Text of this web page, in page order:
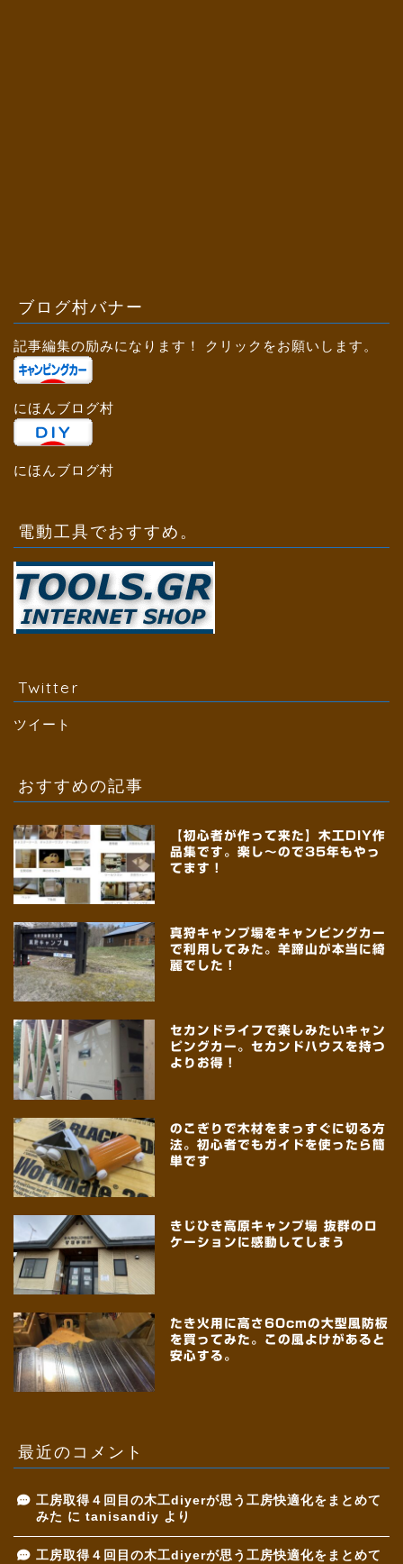
ブログ村バナー
記事編集の励みになります！ クリックをお願いします。
にほんブログ村
にほんブログ村
電動工具でおすすめ。
Twitter
ツイート
おすすめの記事
【初心者が作って来た】木工DIY作
品集です。楽し～ので35年もやっ
てます！
真狩キャンプ場をキャンピングカー
で利用してみた。羊蹄山が本当に綺
麗でした！
セカンドライフで楽しみたいキャン
ピングカー。セカンドハウスを持つ
よりお得！
のこぎりで木材をまっすぐに切る方
法。初心者でもガイドを使ったら簡
単です
きじひき高原キャンプ場 抜群のロ
ケーションに感動してしまう
たき火用に高さ60cmの大型風防板
を買ってみた。この風よけがあると
安心する。
最近のコメント
工房取得４回目の木工diyerが思う工房快適化をまとめて
みた に tanisandiy より
工房取得４回目の木工diyerが思う工房快適化をまとめて